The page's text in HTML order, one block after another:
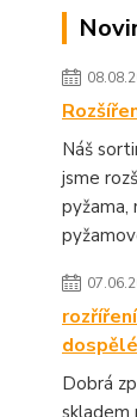
Náš
jsme
pyžama,
dospělé
Dobrá
skladem